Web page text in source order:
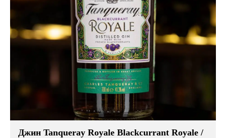
Джин Tanqueray Royale Blackcurrant Royale /